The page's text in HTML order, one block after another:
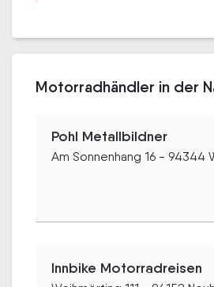
Motorradhändler in der
Pohl Metallbildner
Am Sonnenhang 16 - 94344
Innbike Motorradreisen